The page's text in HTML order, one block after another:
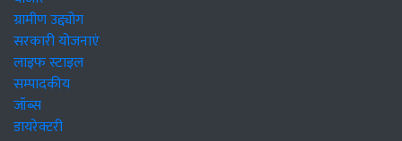
ग्रामीण उद्द्योग
सरकारी योजनाएं
लाइफ स्टाइल
सम्पादकीय
जॉब्स
डायरेक्टरी